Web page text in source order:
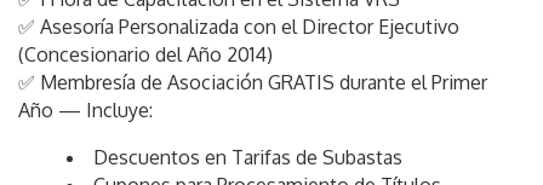
✅ Asesoría Personalizada con el Director Ejecutivo
(Concesionario del Año 2014)
✅ Membresía de Asociación GRATIS durante el Primer
Año — Incluye:
Descuentos en Tarifas de Subastas